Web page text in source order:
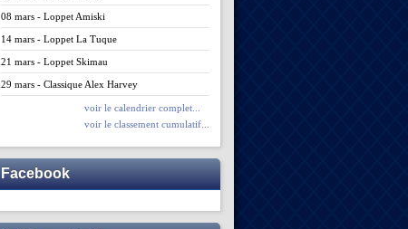
08 mars - Loppet Amiski
14 mars - Loppet La Tuque
21 mars - Loppet Skimau
29 mars - Classique Alex Harvey
voir le calendrier complet...
voir le classement cumulatif...
Facebook